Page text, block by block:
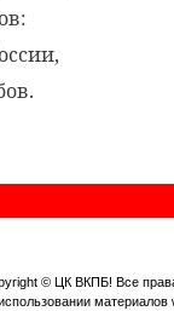
© ЦК ВКПБ! Все
материалов